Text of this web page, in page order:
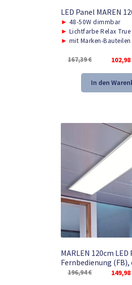
LED Panel MAREN
► 48-50W dimmbar
► Lichtfarbe Relax True
► mit Marken-Bauteilen
167,39€
war:
167,39 €
102,98
In den
MARLEN 120cm
Fernbedienung
196,94€ 149,98